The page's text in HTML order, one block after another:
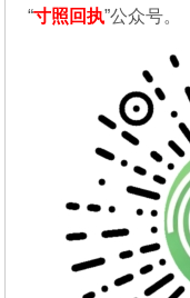
“寸照回执”公众号。